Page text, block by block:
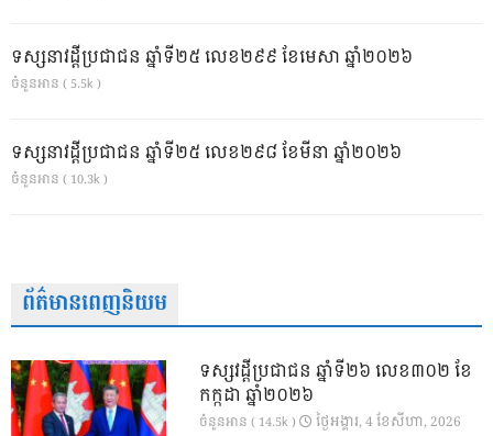
ទស្សនាវដ្ដីប្រជាជន ឆ្នាំទី២៥ លេខ២៩៩ ខែមេសា ឆ្នាំ២០២៦
ចំនួនអាន ( 5.5k )
ទស្សនាវដ្ដីប្រជាជន ឆ្នាំទី២៥ លេខ២៩៨ ខែមីនា ឆ្នាំ២០២៦
ចំនួនអាន ( 10.3k )
ព័ត៌មានពេញនិយម
ទស្សវដ្តីប្រជាជន ឆ្នាំទី២៦ លេខ៣០២ ខែ
កក្កដា ឆ្នាំ២០២៦
ចំនួនអាន ( 14.5k ) ថ្ងៃ​អង្គារ, 4 ខែ​សីហា, 2026